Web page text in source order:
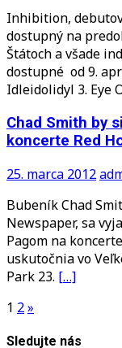
Inhibition,
dostupný na
Štátoch a všade
dostupné od 9.
Idleidolidyl 3. Eye
Chad Smith by
koncerte Red
25. marca 2012
Bubeník Chad
Newspaper, sa
Pagom na
uskutočnia vo
Park 23. […]
Stránkovanie
príspevkov
1 2»
Sledujte nás